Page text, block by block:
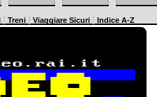
Treni Viaggiare Sicuri Indice A-Z